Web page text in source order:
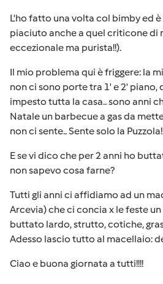
L'ho fatto una volta col bimby ed
piaciuto anche a quel criticone di
eccezionale ma purista!!).
Il mio problema qui è friggere: la
non ci sono porte tra 1' e 2' piano,
impesto tutta la casa.. sono anni
Natale un barbecue a gas da
non ci sente.. Sente solo la
E se vi dico che per 2 anni ho
non sapevo cosa farne?
Tutti gli anni ci affidiamo ad un
Arcevia) che ci concia x le feste un
buttato lardo, strutto, cotiche,
Adesso lascio tutto al macellaio:
Ciao e buona giornata a tutti!!!!